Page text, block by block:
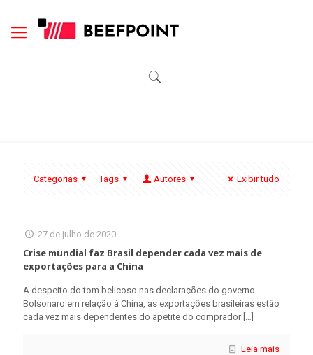
Categorias Tags Autores Exibir tudo
27 de julho de 2020
Crise mundial faz Brasil depender cada vez mais de
exportações para a China
A despeito do tom belicoso nas declarações do governo
Bolsonaro em relação à China, as exportações brasileiras estão
cada vez mais dependentes do apetite do comprador[…]
Leia mais